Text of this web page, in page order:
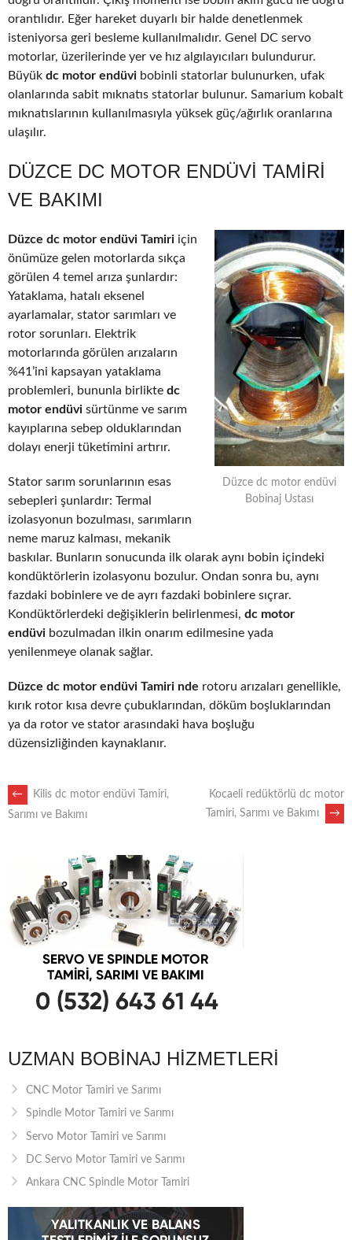
orantılıdır. Eğer hareket duyarlı bir halde denetlenmek
isteniyorsa geri besleme kullanılmalıdır. Genel DC servo
motorlar, üzerilerinde yer ve hız algılayıcıları bulundurur.
Büyük dc motor endüvi bobinli statorlar bulunurken, ufak
olanlarında sabit mıknatıs statorlar bulunur. Samarium kobalt
mıknatıslarının kullanılmasıyla yüksek güç/ağırlık oranlarına
ulaşılır.
DÜZCE DC MOTOR ENDÜVI TAMIRI
VE BAKIMI
Düzce dc motor endüvi
Bobinaj Ustası
Düzce dc motor endüvi Tamiri için
önümüze gelen motorlarda sıkça
görülen 4 temel arıza şunlardır:
Yataklama, hatalı eksenel
ayarlamalar, stator sarımları ve
rotor sorunları. Elektrik
motorlarında görülen arızaların
%41’ini kapsayan yataklama
problemleri, bununla birlikte dc
motor endüvi sürtünme ve sarım
kayıplarına sebep olduklarından
dolayı enerji tüketimini artırır.
Stator sarım sorunlarının esas
sebepleri şunlardır: Termal
izolasyonun bozulması, sarımların
neme maruz kalması, mekanik
baskılar. Bunların sonucunda ilk olarak aynı bobin içindeki
kondüktörlerin izolasyonu bozulur. Ondan sonra bu, aynı
fazdaki bobinlere ve de ayrı fazdaki bobinlere sıçrar.
Kondüktörlerdeki değişiklerin belirlenmesi, dc motor
endüvi bozulmadan ilkin onarım edilmesine yada
yenilenmeye olanak sağlar.
Düzce dc motor endüvi Tamiri nde rotoru arızaları genellikle,
kırık rotor kısa devre çubuklarından, döküm boşluklarından
ya da rotor ve stator arasındaki hava boşluğu
düzensizliğinden kaynaklanır.
POST
NAVIGATION
←
Kilis dc motor endüvi Tamiri,
Sarımı ve Bakımı
Kocaeli redüktörlü dc motor
Tamiri, Sarımı ve Bakımı
→
UZMAN BOBINAJ HIZMETLERI
CNC Motor Tamiri ve Sarımı
Spindle Motor Tamiri ve Sarımı
Servo Motor Tamiri ve Sarımı
DC Servo Motor Tamiri ve Sarımı
Ankara CNC Spindle Motor Tamiri